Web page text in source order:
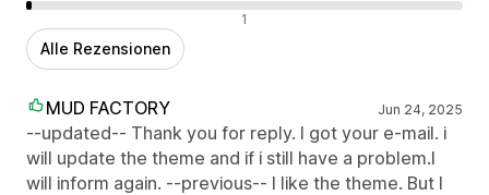
Negative Bewertungen 1
Alle Rezensionen
MUD FACTORY Jun 24, 2025
--updated-- Thank you for reply. I got your e-mail. i
will update the theme and if i still have a problem.I
will inform again. --previous-- I like the theme. But I